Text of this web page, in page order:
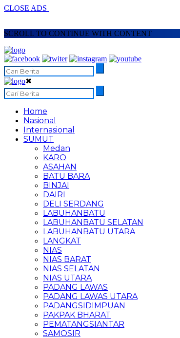
CLOSE ADS
SCROLL TO CONTINUE WITH CONTENT
✖
Home
Nasional
Internasional
SUMUT
Medan
KARO
ASAHAN
BATU BARA
BINJAI
DAIRI
DELI SERDANG
LABUHANBATU
LABUHANBATU SELATAN
LABUHANBATU UTARA
LANGKAT
NIAS
NIAS BARAT
NIAS SELATAN
NIAS UTARA
PADANG LAWAS
PADANG LAWAS UTARA
PADANGSIDIMPUAN
PAKPAK BHARAT
PEMATANGSIANTAR
SAMOSIR